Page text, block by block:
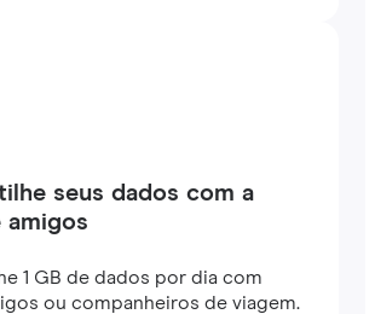
seus dados com a
amigos
1 GB de dados por dia com
ou companheiros de viagem.